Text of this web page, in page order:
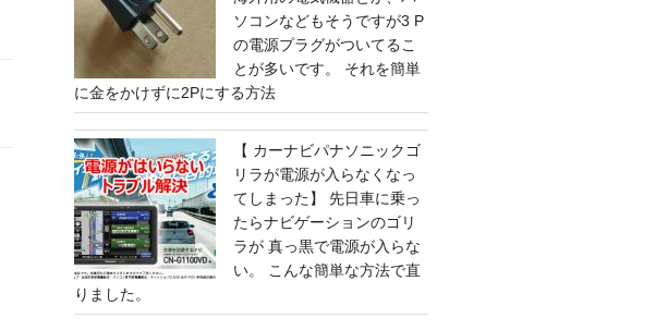
ソコンなどもそうですが3 P
の電源プラグがついてるこ
とが多いです。 それを簡単
に金をかけずに2Pにする方法
【 カーナビパナソニックゴ
リラが電源が入らなくなっ
てしまった】 先日車に乗っ
たらナビゲーションのゴリ
ラが 真っ黒で電源が入らな
い。 こんな簡単な方法で直
りました。